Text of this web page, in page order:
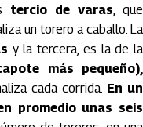
tercio de varas, que
un torero a caballo. La
y la tercera, es la de la
más pequeño),
cada corrida. En un
promedio unas seis